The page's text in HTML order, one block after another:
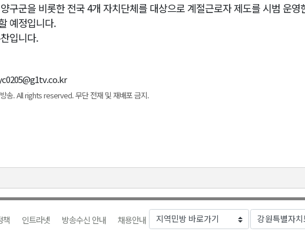
구군을 비롯한 전국 4개 자치단체를 대상으로 계절근로자 제도를 시범 운영
예정입니다.
입니다.
송. All rights reserved. 무단 전재 및 재배포 금지.
책 인트라넷 방송수신 안내 채용안내